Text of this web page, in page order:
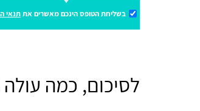
בשליחת הטופס הינכם מאשרים אתתנאי
לסיכום, כמה